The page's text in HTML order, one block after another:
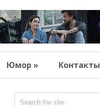
Юмор » Контакты